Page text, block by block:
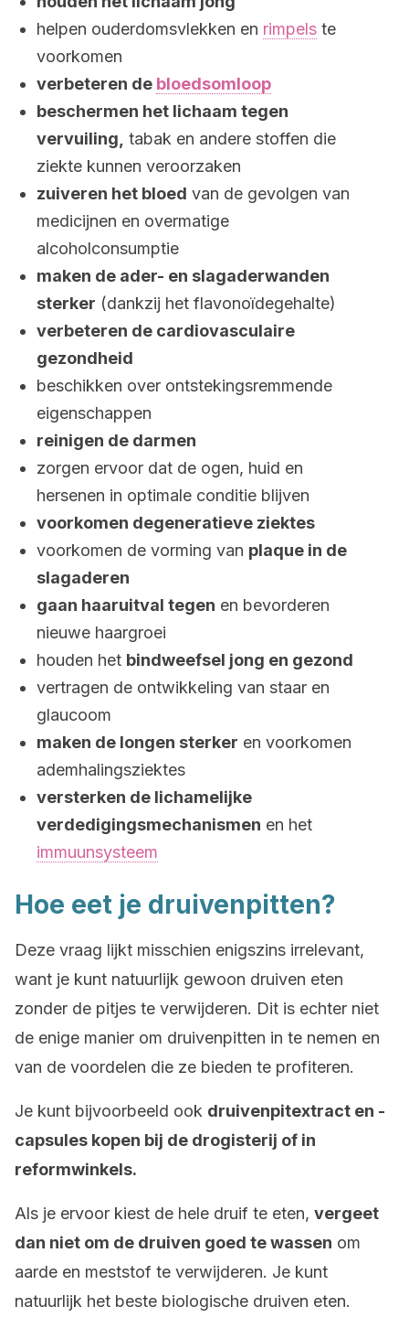
helpen ouderdomsvlekken en rimpels te
voorkomen
verbeteren de bloedsomloop
beschermen het lichaam tegen
vervuiling, tabak en andere stoffen die
ziekte kunnen veroorzaken
zuiveren het bloed van de gevolgen van
medicijnen en overmatige
alcoholconsumptie
maken de ader- en slagaderwanden
sterker (dankzij het flavonoïdegehalte)
verbeteren de cardiovasculaire
gezondheid
beschikken over ontstekingsremmende
eigenschappen
reinigen de darmen
zorgen ervoor dat de ogen, huid en
hersenen in optimale conditie blijven
voorkomen degeneratieve ziektes
voorkomen de vorming van plaque in de
slagaderen
gaan haaruitval tegen en bevorderen
nieuwe haargroei
houden het bindweefsel jong en gezond
vertragen de ontwikkeling van staar en
glaucoom
maken de longen sterker en voorkomen
ademhalingsziektes
versterken de lichamelijke
verdedigingsmechanismen en het
immuunsysteem
Hoe eet je druivenpitten?
Deze vraag lijkt misschien enigszins irrelevant,
want je kunt natuurlijk gewoon druiven eten
zonder de pitjes te verwijderen. Dit is echter niet
de enige manier om druivenpitten in te nemen en
van de voordelen die ze bieden te profiteren.
Je kunt bijvoorbeeld ook druivenpitextract en -
capsules kopen bij de drogisterij of in
reformwinkels.
Als je ervoor kiest de hele druif te eten, vergeet
dan niet om de druiven goed te wassen om
aarde en meststof te verwijderen. Je kunt
natuurlijk het beste biologische druiven eten.